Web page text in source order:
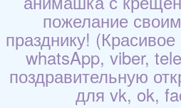
пожелание
празднику!
whatsApp, viber,
поздравительную
для vk, ok,